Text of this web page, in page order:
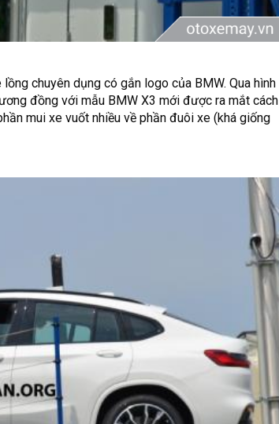
chuyên dụng có gắn logo của BMW. Qua hình
đồng với mẫu BMW X3 mới được ra mắt cách
mui xe vuốt nhiều về phần đuôi xe (khá giống